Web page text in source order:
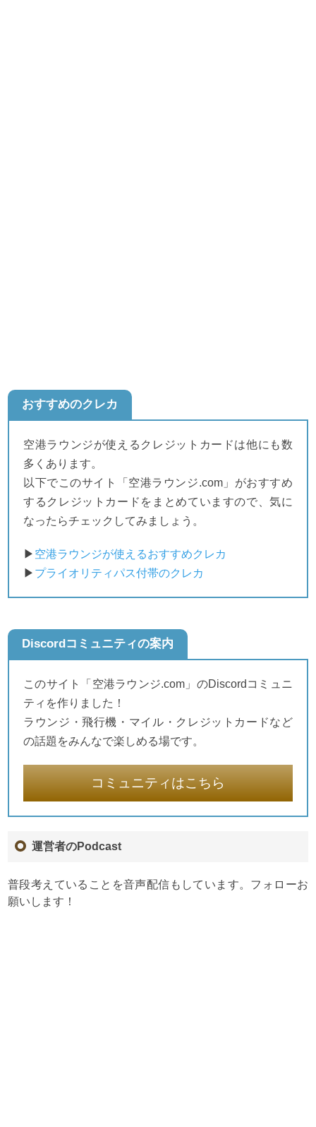
おすすめのクレカ
空港ラウンジが使えるクレジットカードは他にも数
多くあります。
以下でこのサイト「空港ラウンジ.com」がおすすめ
するクレジットカードをまとめていますので、気に
なったらチェックしてみましょう。
▶ 空港ラウンジが使えるおすすめクレカ
▶ プライオリティパス付帯のクレカ
Discordコミュニティの案内
このサイト「空港ラウンジ.com」のDiscordコミュニ
ティを作りました！
ラウンジ・飛行機・マイル・クレジットカードなど
の話題をみんなで楽しめる場です。
コミュニティはこちら
運営者のPodcast
普段考えていることを音声配信もしています。フォローお
願いします！